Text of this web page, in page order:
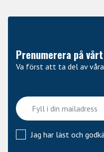
Prenumerera på
Va först att ta del av våra
Jag har läst och